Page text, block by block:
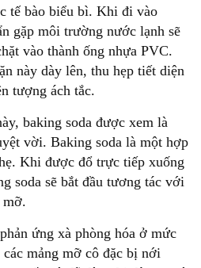
tế bào biểu bì. Khi đi vào
gặp môi trường nước lạnh sẽ
vào thành ống nhựa PVC.
này dày lên, thu hẹp tiết diện
tượng ách tắc.
baking soda được xem là
vời. Baking soda là một hợp
Khi được đổ trực tiếp xuống
soda sẽ bắt đầu tương tác với
mỡ.
ứng xà phòng hóa ở mức
mảng mỡ cô đặc bị nới